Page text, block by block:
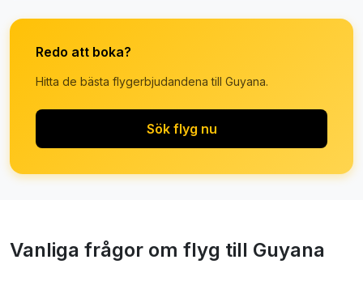
Redo att boka?
Hitta de bästa flygerbjudandena till Guyana.
Sök flyg nu
Vanliga frågor om flyg till Guyana